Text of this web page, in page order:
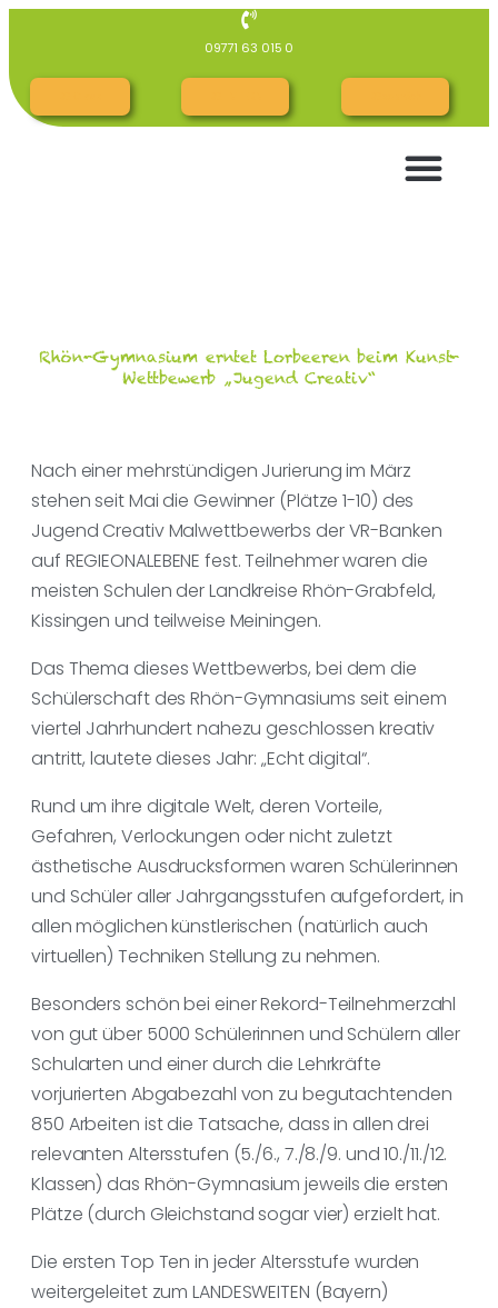
09771 63 015 0
Rhön-Gymnasium erntet Lorbeeren beim Kunst-
Wettbewerb „Jugend Creativ“
Nach einer mehrstündigen Jurierung im März
stehen seit Mai die Gewinner (Plätze 1-10) des
Jugend Creativ Malwettbewerbs der VR-Banken
auf REGIEONALEBENE fest. Teilnehmer waren die
meisten Schulen der Landkreise Rhön-Grabfeld,
Kissingen und teilweise Meiningen.
Das Thema dieses Wettbewerbs, bei dem die
Schülerschaft des Rhön-Gymnasiums seit einem
viertel Jahrhundert nahezu geschlossen kreativ
antritt, lautete dieses Jahr: „Echt digital“.
Rund um ihre digitale Welt, deren Vorteile,
Gefahren, Verlockungen oder nicht zuletzt
ästhetische Ausdrucksformen waren Schülerinnen
und Schüler aller Jahrgangsstufen aufgefordert, in
allen möglichen künstlerischen (natürlich auch
virtuellen) Techniken Stellung zu nehmen.
Besonders schön bei einer Rekord-Teilnehmerzahl
von gut über 5000 Schülerinnen und Schülern aller
Schularten und einer durch die Lehrkräfte
vorjurierten Abgabezahl von zu begutachtenden
850 Arbeiten ist die Tatsache, dass in allen drei
relevanten Altersstufen (5./6., 7./8./9. und 10./11./12.
Klassen) das Rhön-Gymnasium jeweils die ersten
Plätze (durch Gleichstand sogar vier) erzielt hat.
Die ersten Top Ten in jeder Altersstufe wurden
weitergeleitet zum LANDESWEITEN (Bayern)